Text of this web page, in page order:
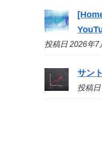
投稿日 2026年7
サン
投稿